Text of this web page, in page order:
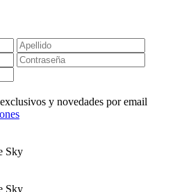
y novedades por email